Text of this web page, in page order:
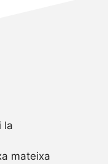
la
mateixa